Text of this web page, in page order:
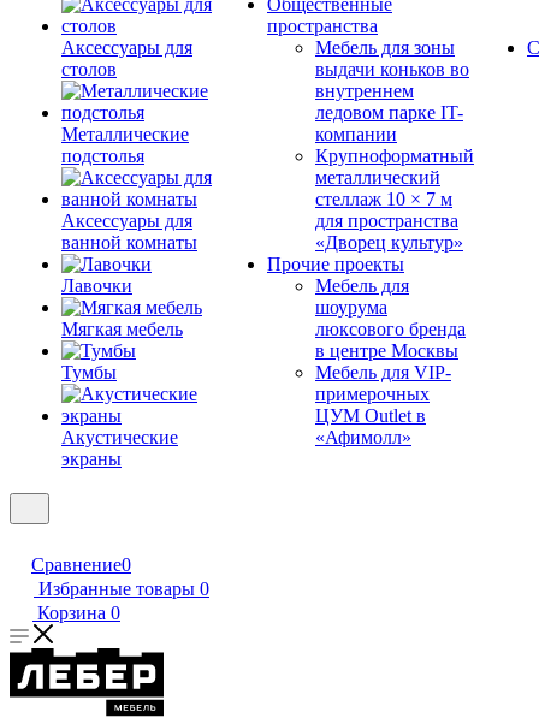
Аксессуары для
столов
Металлические
подстолья
Аксессуары для
ванной комнаты
Лавочки
Мягкая мебель
Тумбы
Акустические
экраны
Общественные
пространства
Мебель для зоны
выдачи коньков во
внутреннем
ледовом парке IT-
компании
Крупноформатный
металлический
стеллаж 10 × 7 м
для пространства
«Дворец культур»
Прочие проекты
Мебель для
шоурума
люксового бренда
в центре Москвы
Мебель для VIP-
примерочных
ЦУМ Outlet в
«Афимолл»
Сравнение0
Избранные товары 0
Корзина 0